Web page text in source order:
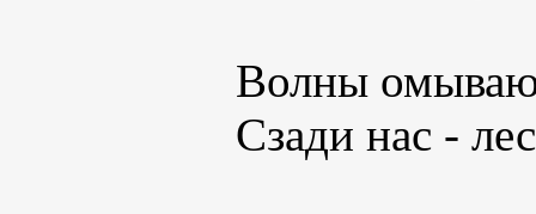
Волны
Сзади нас -